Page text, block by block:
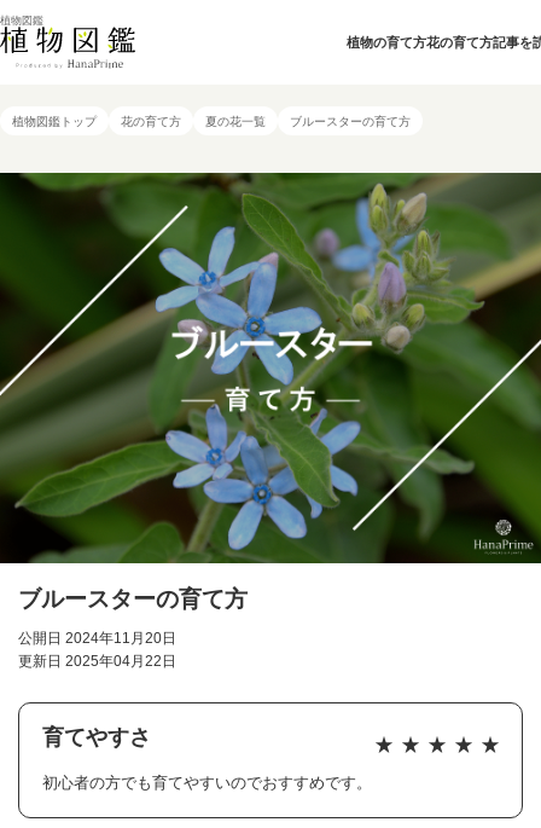
植物図鑑
植物の育て方花の育て方記事を
植物図鑑トップ 花の育て方 夏の花一覧 ブルースターの育て方
ブルースターの育て方
公開日 2024年11月20日
更新日 2025年04月22日
育てやすさ
初心者の方でも育てやすいのでおすすめです。